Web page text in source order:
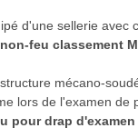
d'une sellerie avec
non-feu classement
mécano-
lors de l'examen de
pour drap d'examen